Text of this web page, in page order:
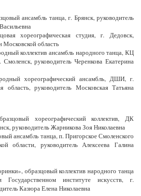
ансамбль танца, г. Брянск, руководитель
хореографическая студия, г. Дедовск,
Московской область
коллектив ансамбль народного танца, КЦ
Смоленск, руководитель Черенкова Екатерина
хореографический ансамбль, ДШИ, г.
область, руководитель Московская Татьяна
хореографический коллектив, ДК
руководитель Жарникова Зоя Николаевна
ансамбль танца, п. Пригорское Смоленского
области, руководитель Алексеева Галина
образцовый коллектив народного танца
Государственном институте искусств, г.
Казюра Елена Николаевна